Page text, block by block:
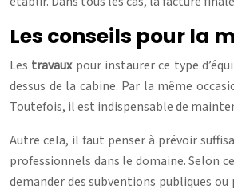
Les conseils pour la
Les travaux pour instaurer ce type
dessus de la cabine. Par la même
Toutefois, il est indispensable de
Autre cela, il faut penser à prévoir
professionnels dans le domaine. Selon
demander des subventions publiques